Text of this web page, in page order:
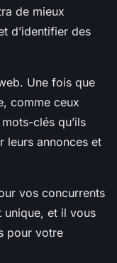
de mieux
d’identifier des
Une fois que
comme ceux
clés qu’ils
leurs annonces et
vos concurrents
unique, et il vous
pour votre